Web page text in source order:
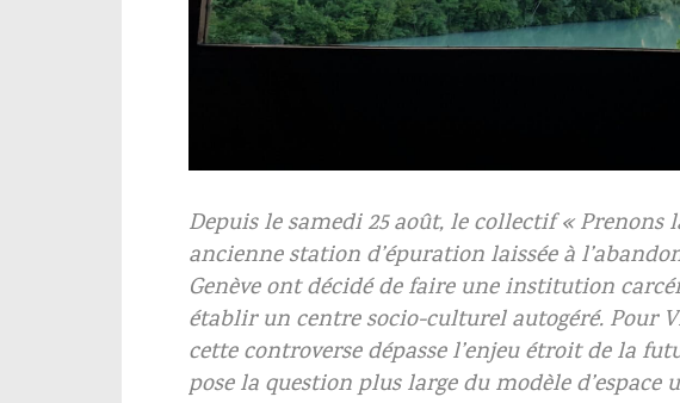
Depuis le samedi 25 août, le collectif « Prenons
ancienne station d’épuration laissée à
Genève ont décidé de faire une institution
établir un centre socio-culturel autogéré. Pour
cette controverse dépasse l’enjeu étroit de la
pose la question plus large du modèle